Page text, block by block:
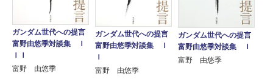
ガンダム世代への提言
富野由悠季対談集 Ｉ
ＩＩ
富野 由悠季
ガンダム世代への提言
富野由悠季対談集 Ｉ
Ｉ
富野 由悠季
ガンダム世代への提言
富野由悠季対談集 Ｉ
富野 由悠季